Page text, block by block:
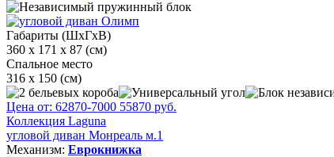
Габариты (ШхГхВ)
360 х 171 х 87 (см)
Спальное место
316 х 150 (см)
Цена от: 62870-7000 55870 руб.
Коллекция Laguna
угловой диван Монреаль м.1
Механизм: Еврокнижка